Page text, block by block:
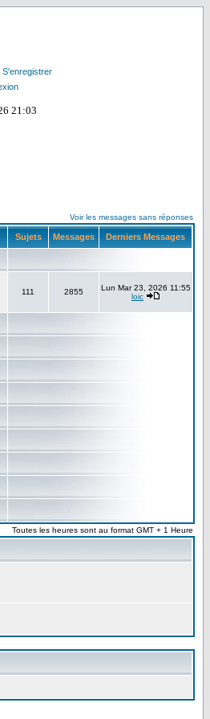
S'enregistrer
Voir les messages sans réponses
Sujets Messages Derniers Messages
111 2855
Lun Mar 23, 2026 11:55
loic
Toutes les heures sont au format GMT + 1 Heure